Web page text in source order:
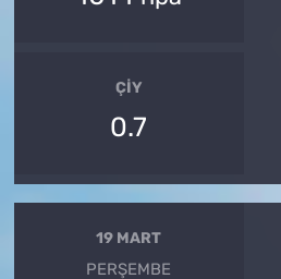
ÇIY
0.7
19 MART
PERŞEMBE